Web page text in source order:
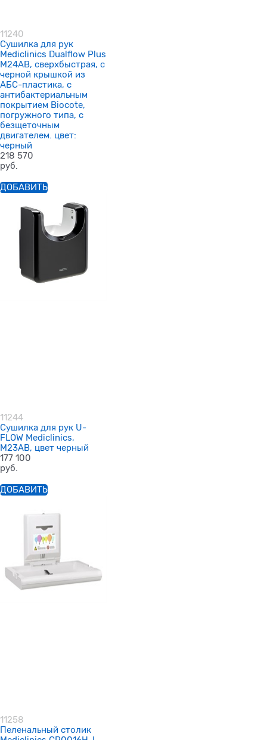
11240
Сушилка для рук
Mediclinics Dualflow Plus
M24AB, сверхбыстрая, с
черной крышкой из
АБС-пластика, с
антибактериальным
покрытием Biocote,
погружного типа, с
безщеточным
двигателем. цвет:
черный
218 570
руб.
ДОБАВИТЬ
11244
Сушилка для рук U-
FLOW Mediclinics,
M23AB, цвет черный
177 100
руб.
ДОБАВИТЬ
11258
Пеленальный столик